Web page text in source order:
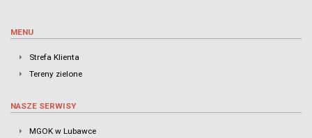
MENU
Strefa Klienta
Tereny zielone
NASZE SERWISY
MGOK w Lubawce